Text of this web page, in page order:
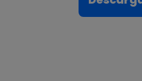
Centro